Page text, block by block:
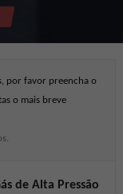
por favor preencha o
o mais breve
de Alta Pressão